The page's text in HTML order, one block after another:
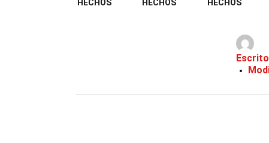
HECHOS
HECHOS
HECHOS